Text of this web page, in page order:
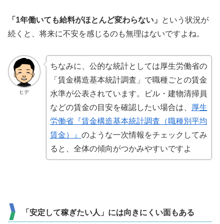
「1年働いても給料がほとんど変わらない」
という状況が
続くと、将来に不安を感じるのも無理はないですよね。
ヒデ
ちなみに、公的な統計としては厚生労働省の
「賃金構造基本統計調査」で職種ごとの賃金
水準が公表されています。ビル・建物清掃員
などの賃金の目安を確認したい場合は、
厚生
労働省『賃金構造基本統計調査（職種別平均
賃金）』 のような一次情報をチェックしてみ
ると、全体の傾向がつかみやすいですよ
「安定して稼ぎたい人」には向きにくい面もある